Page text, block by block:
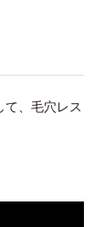
、毛穴レス